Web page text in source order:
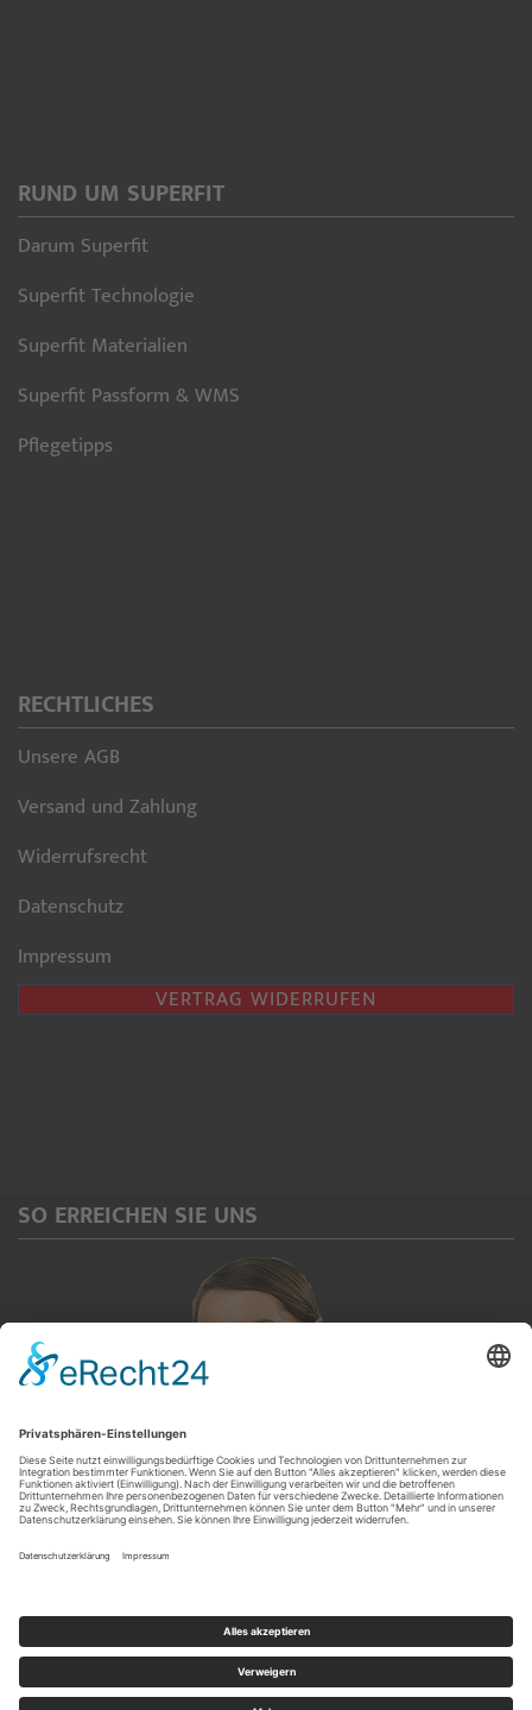
RUND UM SUPERFIT
Darum Superfit
Superfit Technologie
Superfit Materialien
Superfit Passform & WMS
Pflegetipps
RECHTLICHES
Unsere AGB
Versand und Zahlung
Widerrufsrecht
Datenschutz
Impressum
VERTRAG WIDERRUFEN
SO ERREICHEN SIE UNS
Servicetelefon